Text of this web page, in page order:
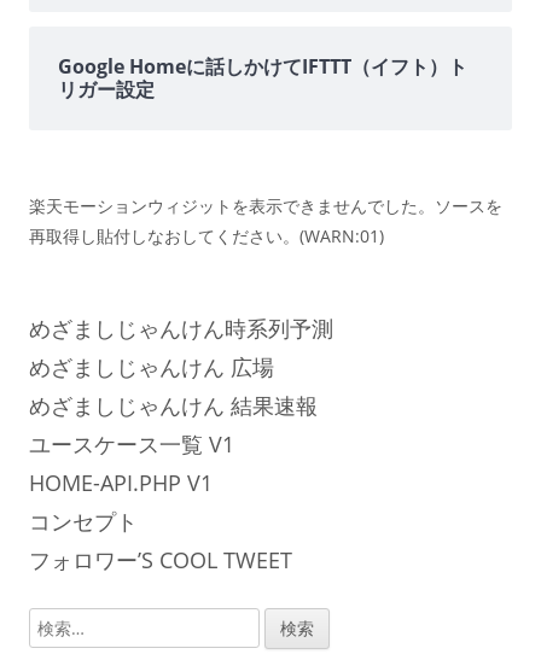
Google Homeに話しかけてIFTTT（イフト）ト
リガー設定
楽天モーションウィジットを表示できませんでした。ソースを
再取得し貼付しなおしてください。(WARN:01)
めざましじゃんけん時系列予測
めざましじゃんけん 広場
めざましじゃんけん 結果速報
ユースケース一覧 V1
HOME-API.PHP V1
コンセプト
フォロワー’S COOL TWEET
検
索: